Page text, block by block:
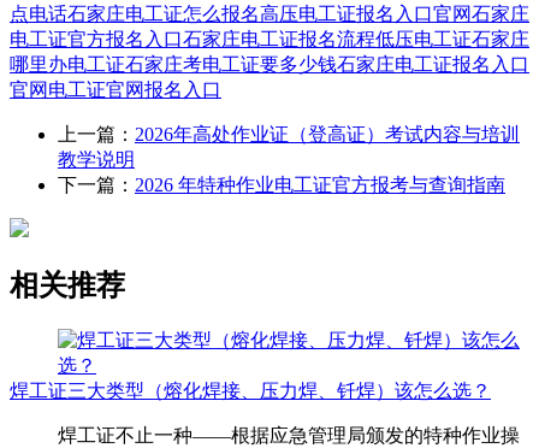
点电话石家庄电工证怎么报名高压电工证报名入口官网石家庄
电工证官方报名入口石家庄电工证报名流程低压电工证石家庄
哪里办电工证石家庄考电工证要多少钱石家庄电工证报名入口
官网 电工证官网报名入口
上一篇： 2026年高处作业证（登高证）考试内容与培训
教学说明
下一篇： 2026 年特种作业电工证官方报考与查询指南
相关推荐
焊工证三大类型（熔化焊接、压力焊、钎焊）该怎么选？
焊工证不止一种——根据应急管理局颁发的特种作业操